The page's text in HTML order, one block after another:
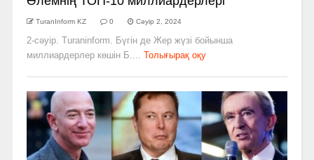
TuranInform KZ 0 Сәуір 2, 2024
2-сәуір. Turaninform. Бүгін де Жер жүзі бойынша
миллиардерлер көшін Б....
Толығырақ оқу